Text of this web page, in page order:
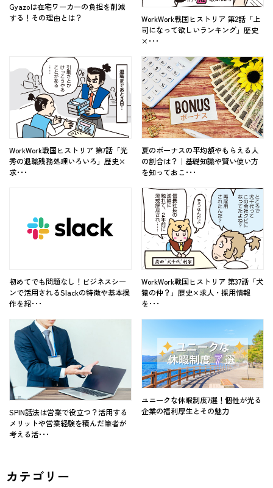
Gyazoは在宅ワーカーの負担を削減
する！その理由とは？
WorkWork戦国ヒストリア 第2話「上
司になって欲しいランキング」歴史
×･･･
WorkWork戦国ヒストリア 第7話「光
秀の退職残務処理いろいろ」歴史×
求･･･
夏のボーナスの平均額やもらえる人
の割合は？｜基礎知識や賢い使い方
を知っておこ･･･
初めてでも問題なし！ビジネスシー
ンで活用されるSlackの特徴や基本操
作を紹･･･
WorkWork戦国ヒストリア 第37話「犬
猿の仲？」歴史×求人・採用情報
を･･･
SPIN話法は営業で役立つ？活用する
メリットや営業経験を積んだ筆者が
考える活･･･
ユニークな休暇制度7選！個性が光る
企業の福利厚生とその魅力
カテゴリー